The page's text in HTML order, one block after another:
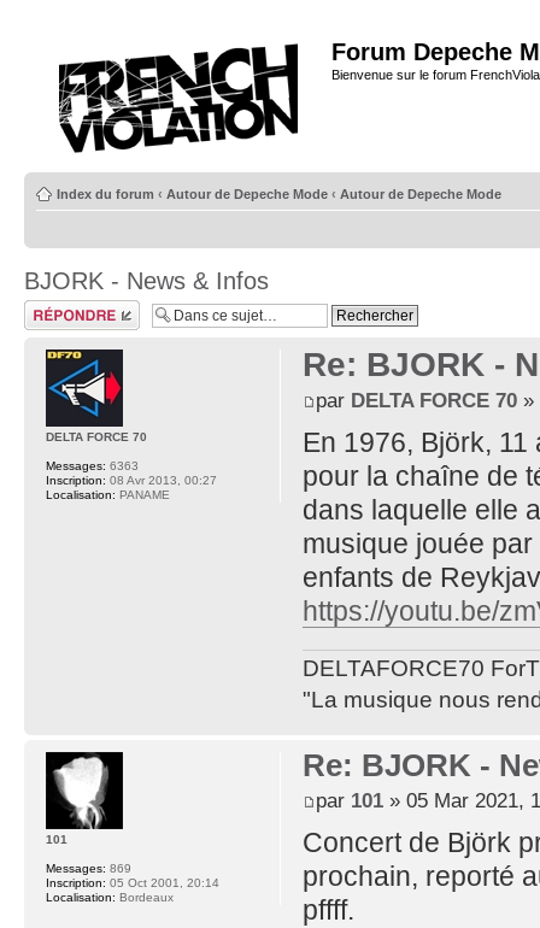
Forum Depeche
Bienvenue sur le forum
Index du forum ‹ Autour de Depeche Mode ‹ Autour de Depeche Mode
BJORK - News & Infos
Répondre
Re: BJORK -
par DELTA FORCE 70»
En 1976, Björk,
pour la chaîne de
dans laquelle elle
musique jouée
enfants de
https://youtu.be/
DELTAFORCE70
"La musique nous
DELTA FORCE 70
Messages: 6363
Inscription: 08 Avr 2013, 00:27
Localisation: PANAME
Re: BJORK -
par 101» 05 Mar 2021,
Concert de Björk
prochain, reporté
pffff.
101
Messages: 869
Inscription: 05 Oct 2001, 20:14
Localisation: Bordeaux